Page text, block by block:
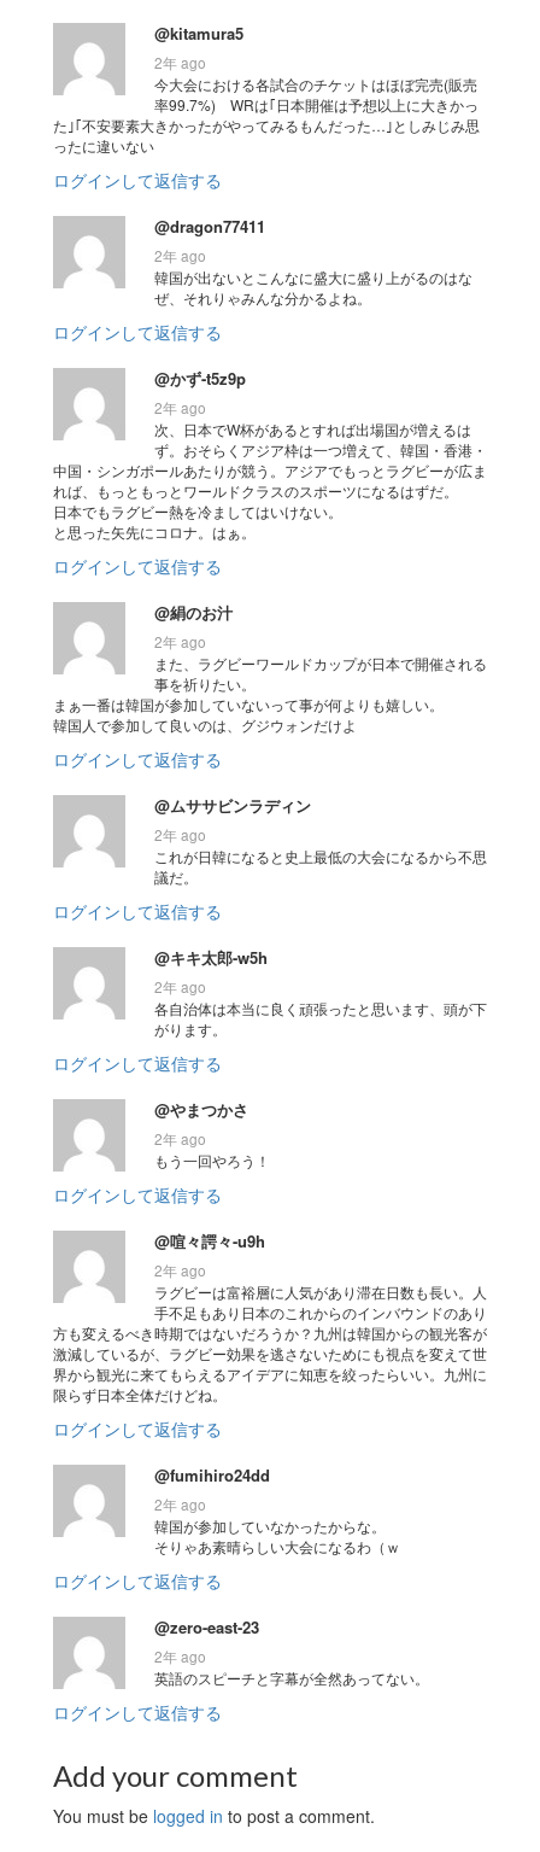
@kitamura5
2年 ago
今大会における各試合のチケットはほぼ完売(販売
率99.7%) WRは｢日本開催は予想以上に大きかっ
た｣｢不安要素大きかったがやってみるもんだった…｣としみじみ思
ったに違いない
ログインして返信する
@dragon77411
2年 ago
韓国が出ないとこんなに盛大に盛り上がるのはな
ぜ、それりゃみんな分かるよね。
ログインして返信する
@かず-t5z9p
2年 ago
次、日本でW杯があるとすれば出場国が増えるは
ず。おそらくアジア枠は一つ増えて、韓国・香港・
中国・シンガポールあたりが競う。アジアでもっとラグビーが広ま
れば、もっともっとワールドクラスのスポーツになるはずだ。
日本でもラグビー熱を冷ましてはいけない。
と思った矢先にコロナ。はぁ。
ログインして返信する
@絹のお汁
2年 ago
また、ラグビーワールドカップが日本で開催される
事を祈りたい。
まぁ一番は韓国が参加していないって事が何よりも嬉しい。
韓国人で参加して良いのは、グジウォンだけよ
ログインして返信する
@ムササビンラディン
2年 ago
これが日韓になると史上最低の大会になるから不思
議だ。
ログインして返信する
@キキ太郎-w5h
2年 ago
各自治体は本当に良く頑張ったと思います、頭が下
がります。
ログインして返信する
@やまつかさ
2年 ago
もう一回やろう！
ログインして返信する
@喧々諤々-u9h
2年 ago
ラグビーは富裕層に人気があり滞在日数も長い。人
手不足もあり日本のこれからのインバウンドのあり
方も変えるべき時期ではないだろうか？九州は韓国からの観光客が
激減しているが、ラグビー効果を逃さないためにも視点を変えて世
界から観光に来てもらえるアイデアに知恵を絞ったらいい。九州に
限らず日本全体だけどね。
ログインして返信する
@fumihiro24dd
2年 ago
韓国が参加していなかったからな。
そりゃあ素晴らしい大会になるわ（ｗ
ログインして返信する
@zero-east-23
2年 ago
英語のスピーチと字幕が全然あってない。
ログインして返信する
Add your comment
You must be logged in to post a comment.